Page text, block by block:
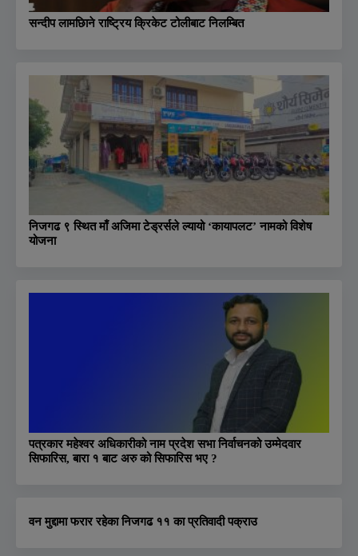
सन्दीप लामछिाने राष्ट्रिय क्रिकेट टोलीबाट निलम्बित
निजगढ ९ स्थित माँ अजिमा टेड्रर्सले ल्यायो ‘कायापलट’ नामको विशेष
योजना
पत्रकार महेश्वर अधिकारीको नाम प्रदेश सभा निर्वाचनको उम्मेदवार
सिफारिस, बारा १ बाट अरु को सिफारिस भए ?
वन मुद्दामा फरार रहेका निजगढ ११ का प्रतिवादी पक्राउ